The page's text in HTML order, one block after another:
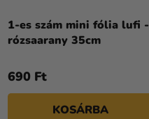
1-es szám mini fólia lufi -
rózsaarany 35cm
690 Ft
KOSÁRBA